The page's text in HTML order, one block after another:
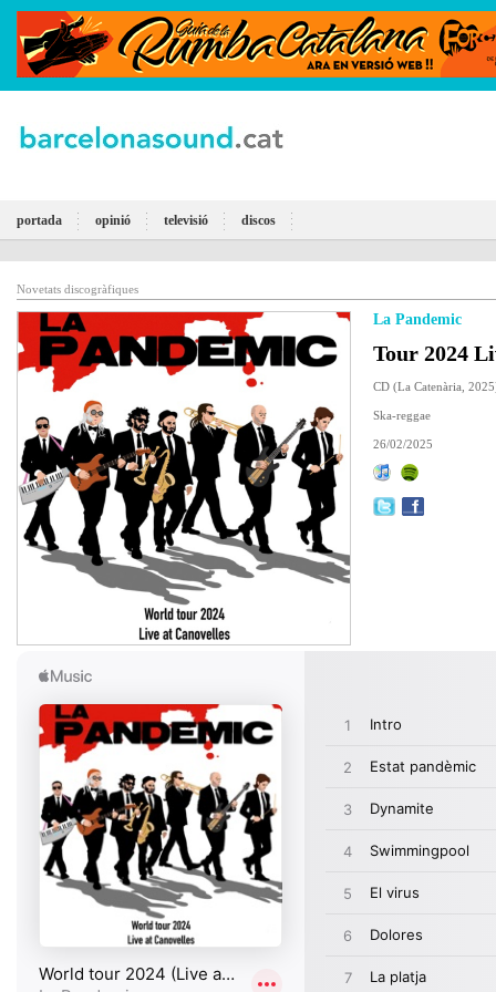
portada opinió televisió discos
Novetats discogràfiques
La Pandemic
Tour 2024
CD (La Catenària,
Ska-reggae
26/02/2025